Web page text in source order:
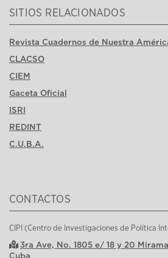
SITIOS RELACIONADOS
Revista Cuadernos de Nuestra
CLACSO
CIEM
Gaceta Oficial
ISRI
REDINT
C.U.B.A.
CONTACTOS
CIPI (Centro de Investigaciones de Política
3ra Ave, No. 1805 e/ 18 y 20
Cuba